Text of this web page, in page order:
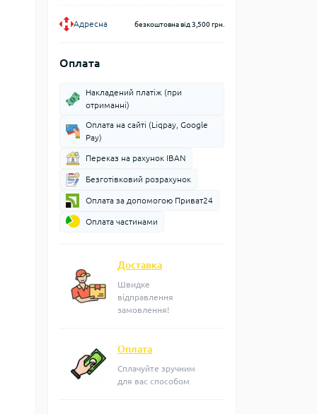
Адресна безкоштовна від 3,500 грн.
Оплата
Накладений платіж (при
отриманні)
Оплата на сайті (Liqpay, Google
Pay)
Переказ на рахунок IBAN
Безготівковий розрахунок
Оплата за допомогою Приват24
Оплата частинами
Доставка
Швидке
відправлення
замовлення!
Оплата
Сплачуйте зручним
для вас способом